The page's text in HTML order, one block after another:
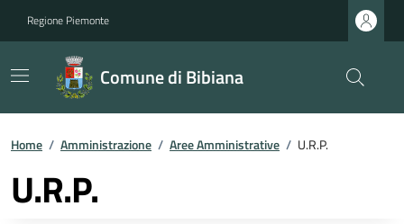
Regione Piemonte
Comune di Bibiana
Home / Amministrazione / Aree Amministrative / U.R.P.
U.R.P.